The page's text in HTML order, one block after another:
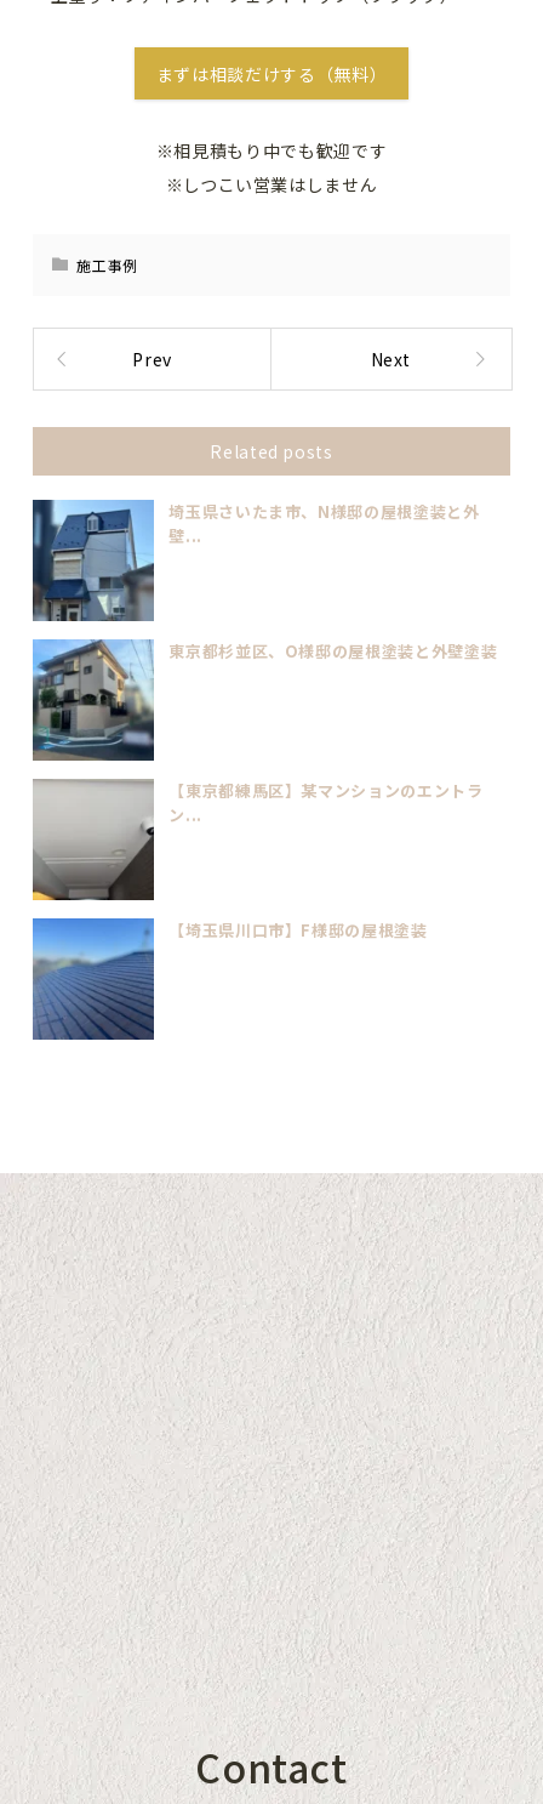
まずは相談だけする（無料）
※相見積もり中でも歓迎です
※しつこい営業はしません
施工事例
Prev Next
Related posts
埼玉県さいたま市、N様邸の屋根塗装と外
壁...
東京都杉並区、O様邸の屋根塗装と外壁塗装
【東京都練馬区】某マンションのエントラ
ン...
【埼玉県川口市】F様邸の屋根塗装
Contact